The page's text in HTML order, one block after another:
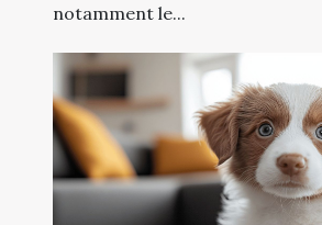
notamment le...